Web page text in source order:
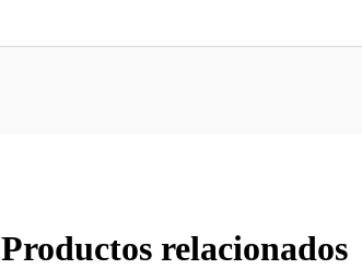
Productos relacionados